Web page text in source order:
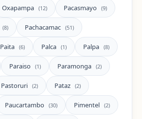
Oxapampa (12) Pacasmayo (9)
(8) Pachacamac (51)
Paita (6) Palca (1) Palpa (8)
Paraiso (1) Paramonga (2)
Pastoruri (2) Pataz (2)
Paucartambo (30) Pimentel (2)